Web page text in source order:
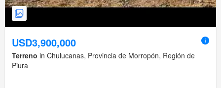
USD3,900,000
Terreno in Chulucanas, Provincia de Morropón, Región de
Piura